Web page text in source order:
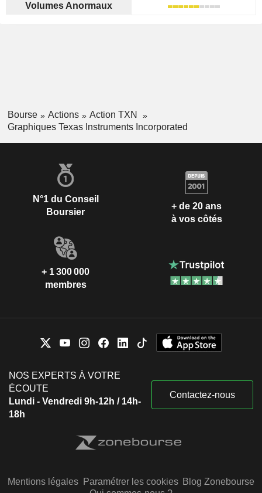
Volumes Anormaux
Bourse Actions
Action TXN
Graphiques Texas Instruments Incorporated
N°1 du Conseil
Boursier
+ de 20 ans
à vos côtés
+ 1 300 000
membres
NOS EXPERTS À VOTRE
ÉCOUTE
Lundi - Vendredi 9h-12h / 14h-
18h
Contactez-nous
Mentions légales Paramétrer les cookies Blog Zonebourse